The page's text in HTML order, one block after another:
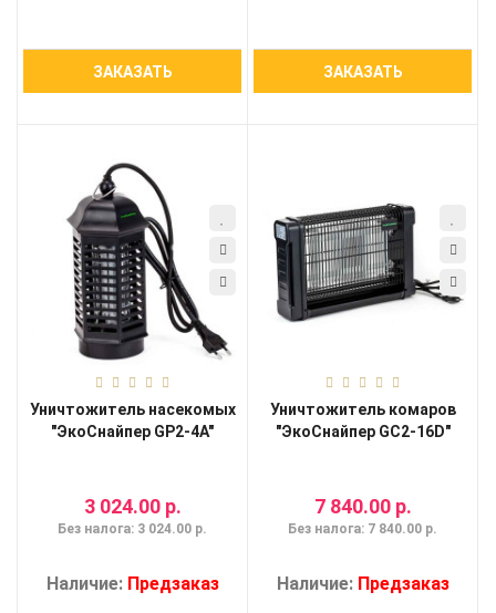
ЗАКАЗАТЬ ЗАКАЗАТЬ
Уничтожитель насекомых
"ЭкоСнайпер GP2-4A"
3 024.00 р.
Без налога: 3 024.00 р.
Наличие: Предзаказ
Уничтожитель комаров
"ЭкоСнайпер GC2-16D"
7 840.00 р.
Без налога: 7 840.00 р.
Наличие: Предзаказ